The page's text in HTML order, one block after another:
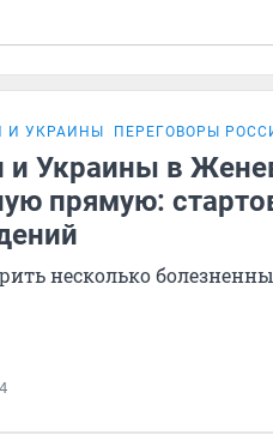
И УКРАИНЫ ПЕРЕГОВОРЫ
и Украины в
прямую:
несколько
4